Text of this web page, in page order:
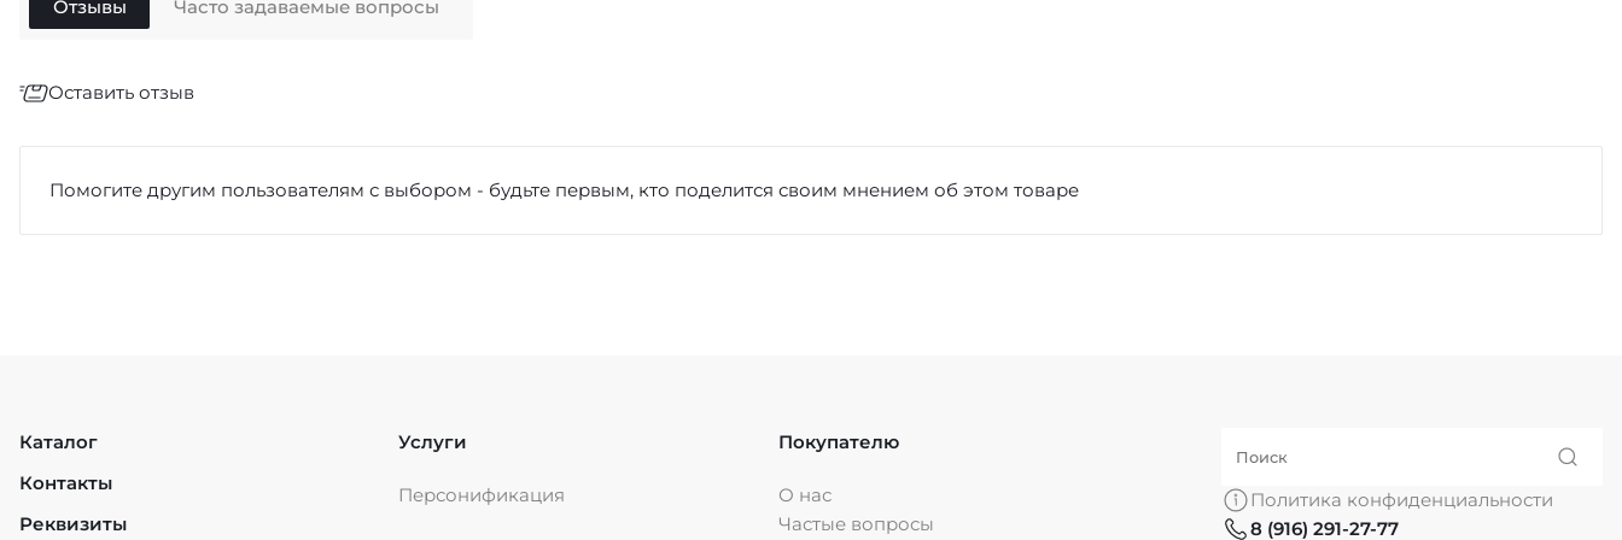
Отзывы
Оставить отзыв
Недостатки
Помогите другим пользователям с выбором - будьте первым, кто поделится своим мнением об этом товаре
Часто задаваемые вопросы
Каталог
Контакты
Реквизиты
Услуги
Персонификация
Покупателю
О нас
Частые вопросы
Политика конфиденциальности
8 (916) 291-27-77